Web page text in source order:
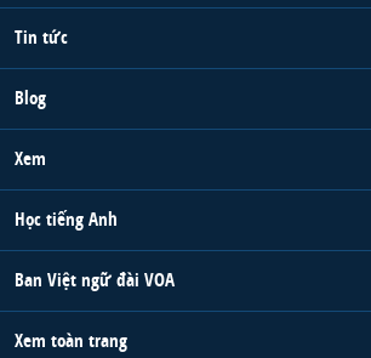
Tin tức
Blog
Xem
Học tiếng Anh
Ban Việt ngữ đài VOA
Xem toàn trang